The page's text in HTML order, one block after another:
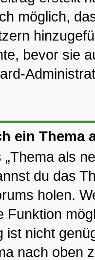
möglich,
bevor sie
ein Thema
als
du das
holen.
Funktion
ist nicht
nach oben